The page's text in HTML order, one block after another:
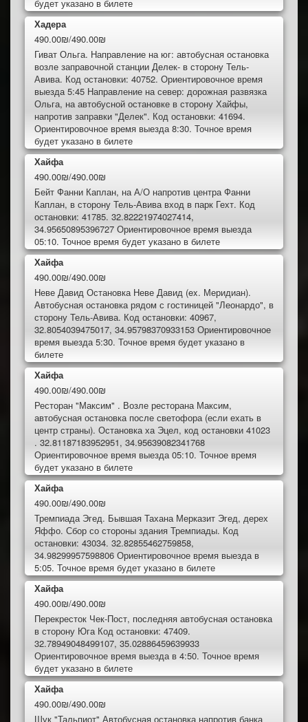
будет указано в билете
Хадера
490.00₪/490.00₪
Гиват Ольга. Направление на юг: автобусная остановка
возле заправочной станции Делек- в сторону Тель-
Авива. Код остановки: 40752. Ориентировочное время
выезда 5:45 Направление на север: дорожная развязка
Ольга, на автобусной остановке в сторону Хайфы,
напротив заправки "Делек". Код остановки: 41694.
Ориентировочное время выезда 8:30. Точное время
будет указано в билете
Хайфа
490.00₪/490.00₪
Бейт Фанни Каплан, на А/О напротив центра Фанни
Каплан, в сторону Тель-Авива вход в парк Гехт. Код
остановки: 41785. 32.82221974027414,
34.95650895396727 Ориентировочное время выезда
05:10. Точное время будет указано в билете
Хайфа
490.00₪/490.00₪
Неве Давид Остановка Неве Давид (ex. Меридиан).
Автобусная остановка рядом с гостиницей "Леонардо", в
сторону Тель-Авива. Код остановки: 40967,
32.8054039475017, 34.95798370933153 Ориентировочное
время выезда 5:30. Точное время будет указано в
билете
Хайфа
490.00₪/490.00₪
Ресторан "Максим" . Возле ресторана Максим,
автобусная остановка после светофора (если ехать в
центр страны). Остановка ха Эцел, код остановки 41023
. 32.81187183952951, 34.95639082341768
Ориентировочное время выезда 05:10. Точное время
будет указано в билете
Хайфа
490.00₪/490.00₪
Тремпиада Эгед. Бывшая Тахана Мерказит Эгед, дерех
Яффо. Сбор со стороны здания Тремпиады. Код
остановки: 43034. 32.82855462759858,
34.98299957598806 Ориентировочное время выезда в
5:05. Точное время будет указано в билете
Хайфа
490.00₪/490.00₪
Перекресток Чек-Пост, последняя автобусная остановка
в сторону Юга Код остановки: 47409.
32.78949048499107, 35.02886459639933
Ориентировочное время выезда в 4:50. Точное время
будет указано в билете
Хайфа
490.00₪/490.00₪
Шук "Тальпиот" Автобусная остановка напротив банка